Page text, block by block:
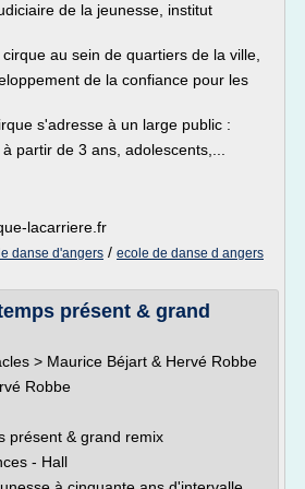
de la jeunesse, institut
au sein de quartiers de la ville,
de la confiance pour les
s'adresse à un large public :
partir de 3 ans, adolescents,...
lacarriere.fr
danse d'angers / ecole de danse d angers
présent & grand
> Maurice Béjart & Hervé Robbe
Robbe
présent & grand remix
- Hall